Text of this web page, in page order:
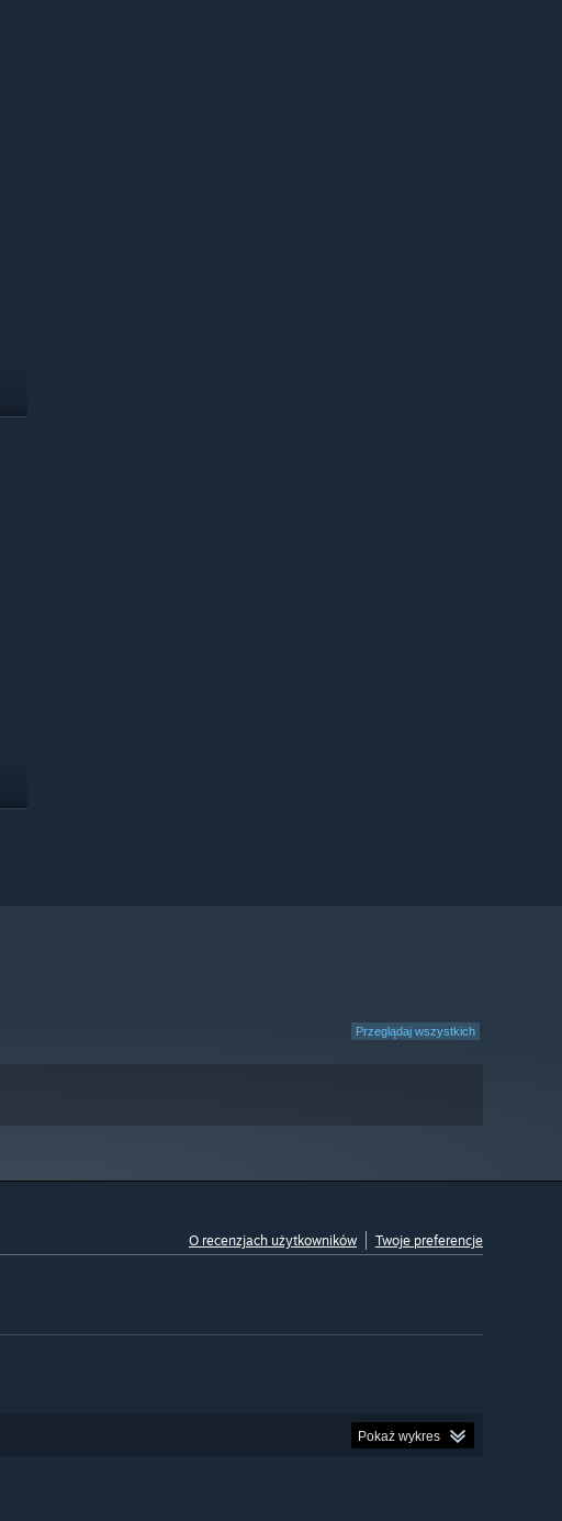
Przeglądaj wszystkich
O recenzjach użytkowników Twoje preferencje
Pokaż wykres